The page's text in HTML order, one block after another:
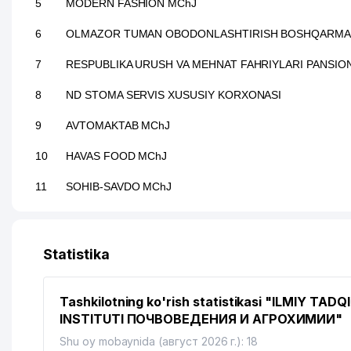
5 MODERN FASHION MChJ
6 OLMAZOR TUMAN OBODONLASHTIRISH
7 RESPUBLIKA URUSH VA MEHNAT FAHRIYLARI
8 ND STOMA SERVIS XUSUSIY KORXONASI
9 AVTOMAKTAB MChJ
10 HAVAS FOOD MChJ
11 SOHIB-SAVDO MChJ
13 TOSHKENT DAVLAT TEXNIK UNIVERSITET
14 INKAB MChJ
IMKONIYATI CHEKLANGAN BOLALAR UCHUN 2-chi
RESPUBLIKA MAXSUS ILMIY-AMALIY PEDIATRIYA
Statistika
Tashkilotning ko'rish statistikasi "ILMIY
INSTITUTI ПОЧВОВЕДЕНИЯ И АГРОХИМИИ"
Shu oy mobaynida (август 2026 г.): 18